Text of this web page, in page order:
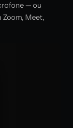
— ou
Meet,